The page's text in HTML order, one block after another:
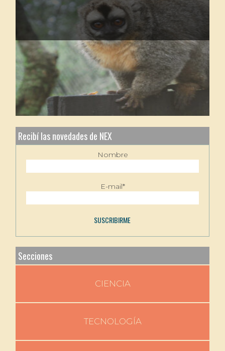
Recibí las novedades de NEX
Nombre
E-mail*
Secciones
CIENCIA
TECNOLOGÍA